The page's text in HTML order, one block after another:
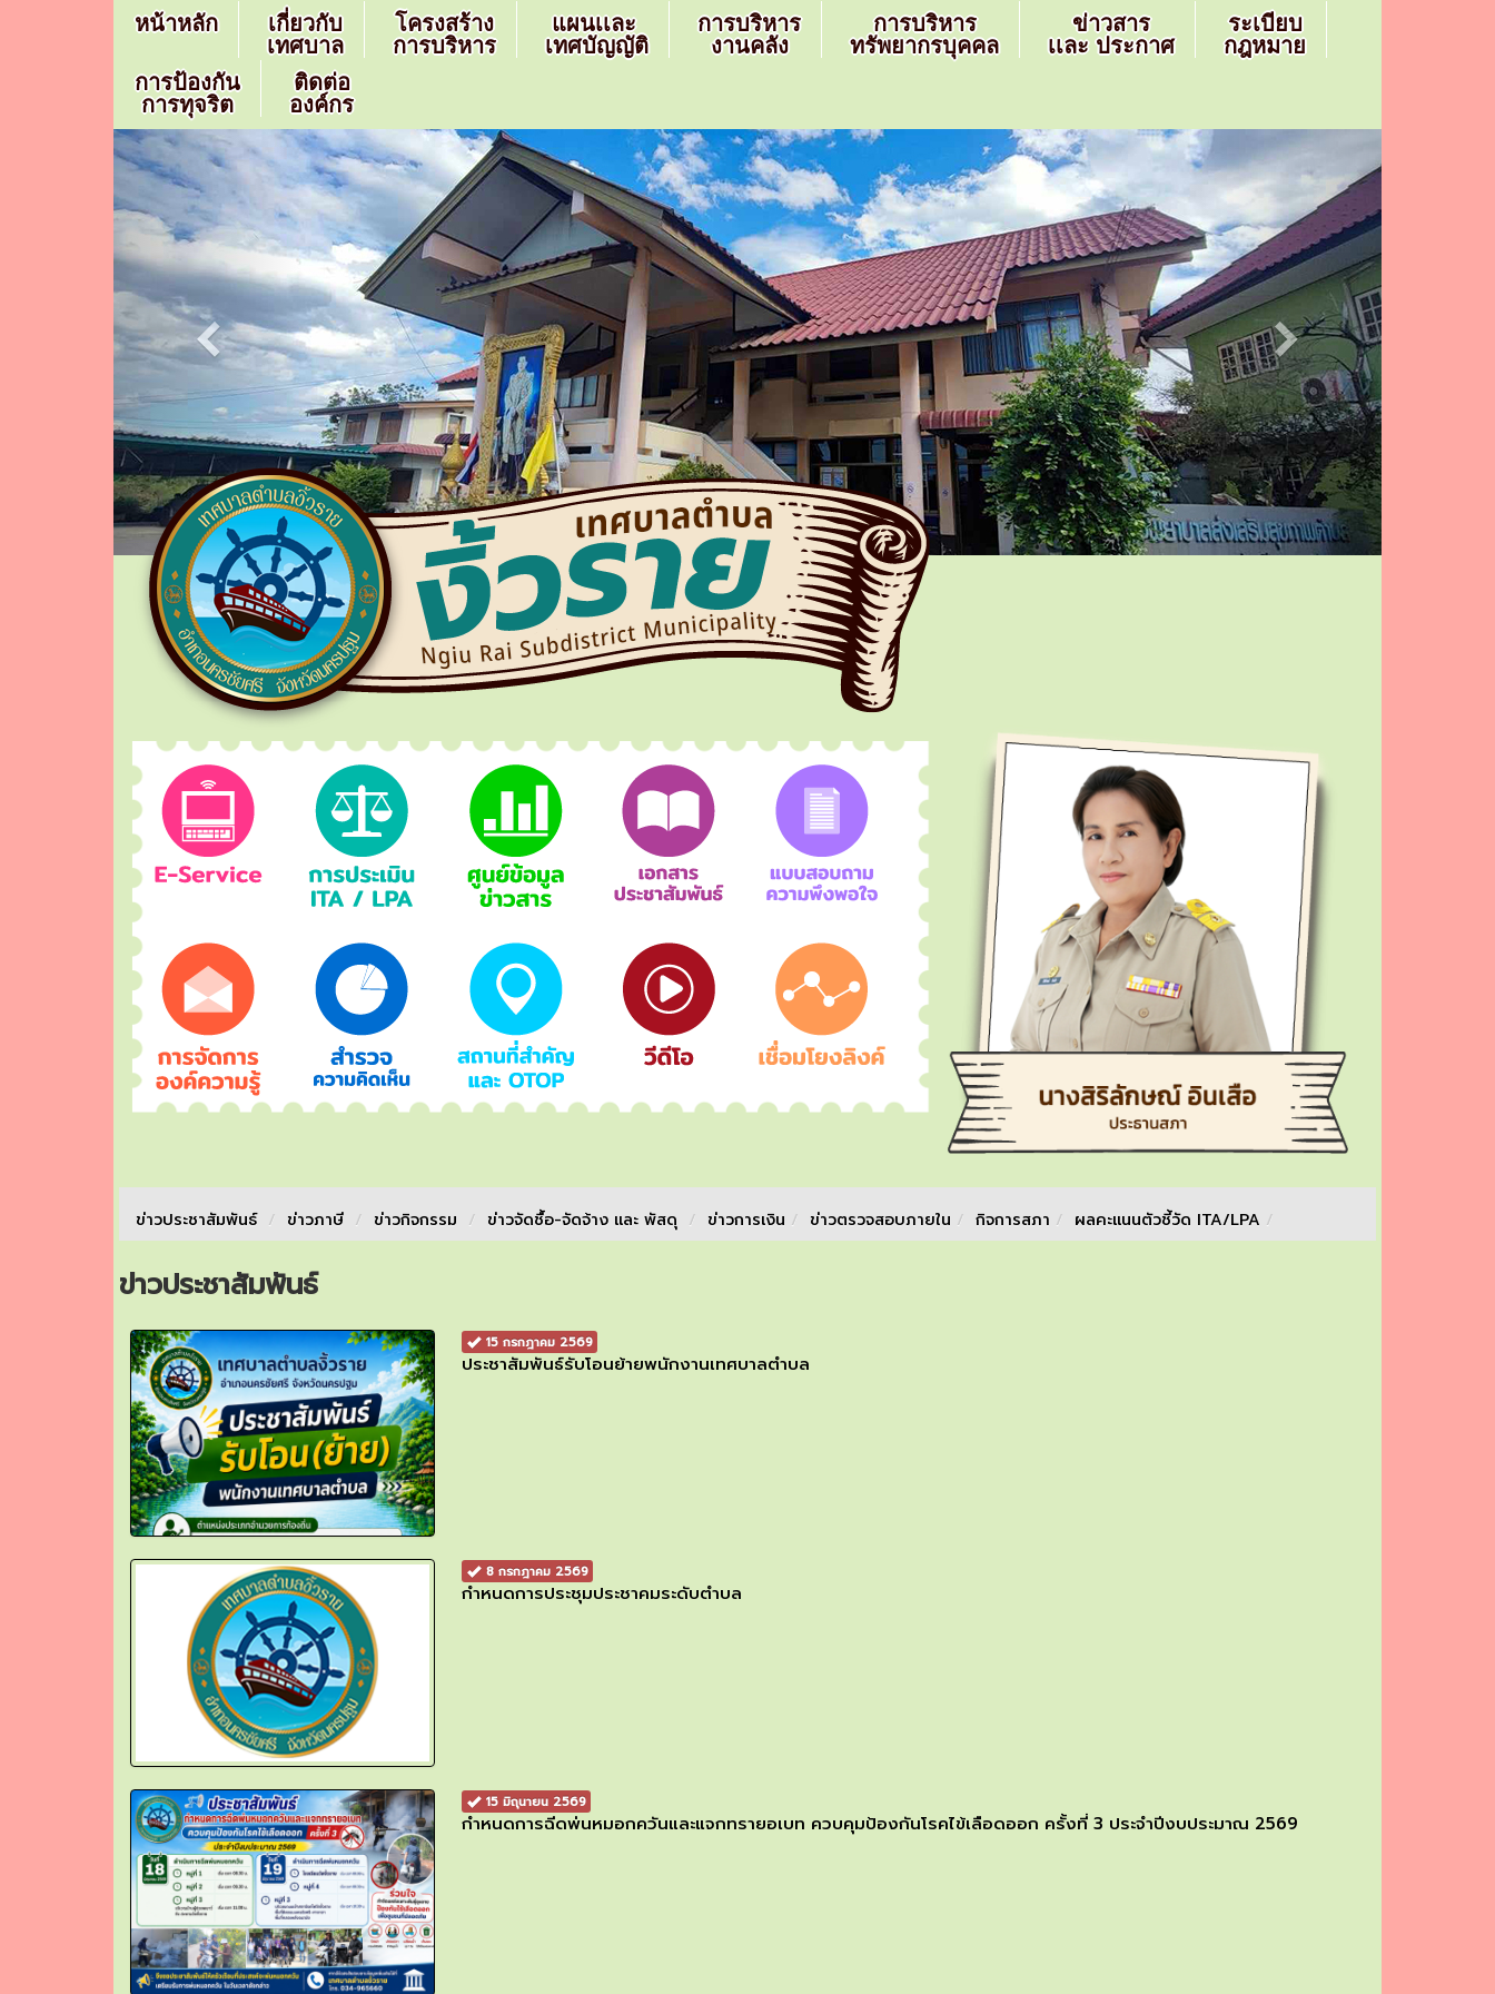
หน้าหลัก
เกี่ยวกับ
เทศบาล
โครงสร้าง
การบริหาร
แผนเเละ
เทศบัญญัติ
การบริหาร
งานคลัง
การบริหาร
ทรัพยากรบุคคล
ข่าวสาร
เเละ ประกาศ
ระเบียบ
กฎหมาย
การป้องกัน
การทุจริต
ติดต่อ
องค์กร
ข่าวประชาสัมพันธ์ / ข่าวภาษี / ข่าวกิจกรรม / ข่าวจัดชื้อ-จัดจ้าง และ พัสดุ / ข่าวการเงิน / ข่าวตรวจสอบภายใน / กิจการสภา / ผลคะแนนตัวชี้วัด ITA/LPA /
ข่าวประชาสัมพันธ์
15 กรกฎาคม 2569
ประชาสัมพันธ์รับโอนย้ายพนักงานเทศบาลตำบล
8 กรกฎาคม 2569
กำหนดการประชุมประชาคมระดับตำบล
15 มิถุนายน 2569
กำหนดการฉีดพ่นหมอกควันและแจกทรายอเบท ควบคุมป้องกันโรคไข้เลือดออก ครั้งที่ 3 ประจำปีงบประมาณ 2569